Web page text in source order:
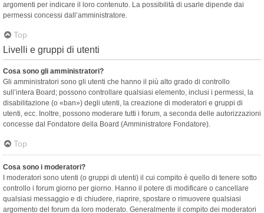
argomenti per indicare il loro contenuto. La possibilità di usarle dipende dai
permessi concessi dall’amministratore.
Top
Livelli e gruppi di utenti
Cosa sono gli amministratori?
Gli amministratori sono gli utenti che hanno il più alto grado di controllo
sull’intera Board; possono controllare qualsiasi elemento, inclusi i permessi, la
disabilitazione (o «ban») degli utenti, la creazione di moderatori e gruppi di
utenti, ecc. Inoltre, possono moderare tutti i forum, a seconda delle autorizzazioni
concesse dal Fondatore della Board (Amministratore Fondatore).
Top
Cosa sono i moderatori?
I moderatori sono utenti (o gruppi di utenti) il cui compito è quello di tenere sotto
controllo i forum giorno per giorno. Hanno il potere di modificare o cancellare
qualsiasi messaggio e di chiudere, riaprire, spostare o rimuovere qualsiasi
argomento del forum da loro moderato. Generalmente il compito dei moderatori